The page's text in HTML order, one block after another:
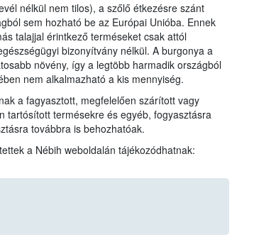
nélkül nem tilos), a szőlő étkezésre szánt
sem hozható be az Európai Unióba. Ennek
talajjal érintkező terméseket csak attól
bizonyítvány nélkül. A burgonya a
növény, így a legtöbb harmadik országból
nem alkalmazható a kis mennyiség.
a fagyasztott, megfelelően szárított vagy
tartósított termésekre és egyéb, fogyasztásra
továbbra is behozhatóak.
a Nébih weboldalán tájékozódhatnak: